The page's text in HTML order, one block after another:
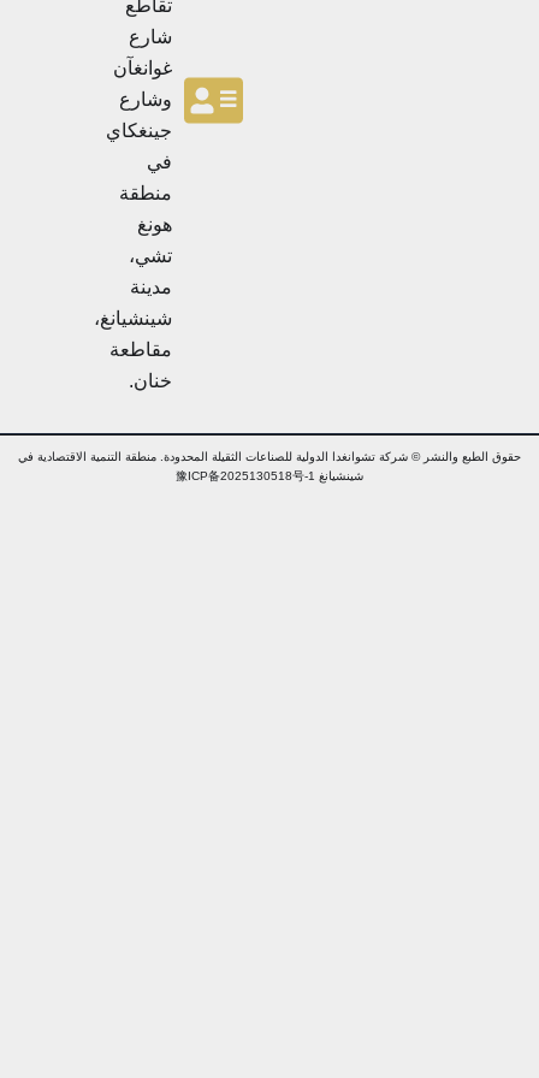
تقاطع
شارع
غوانغآن
وشارع
جينغكاي
منطقة
هونغ
تشي،
مدينة
شينشيانغ،
مقاطعة
خنان.
ي
ةي
ة
الطبع والنشر © شركة تشوانغدا الدولية للصناعات الثقيلة المحدودة. منطقة التنمية الاقتصادية في
شينشيانغ 豫ICP备2025130518号-1